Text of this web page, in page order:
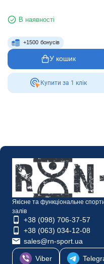
В наявності
+1500 бонусів
У кошик
Купити за 1 клiк
Якісне та функціональне
залів
+38 (098) 706-37-57
+38 (063) 034-12-08
sales@rn-sport.ua
Viber